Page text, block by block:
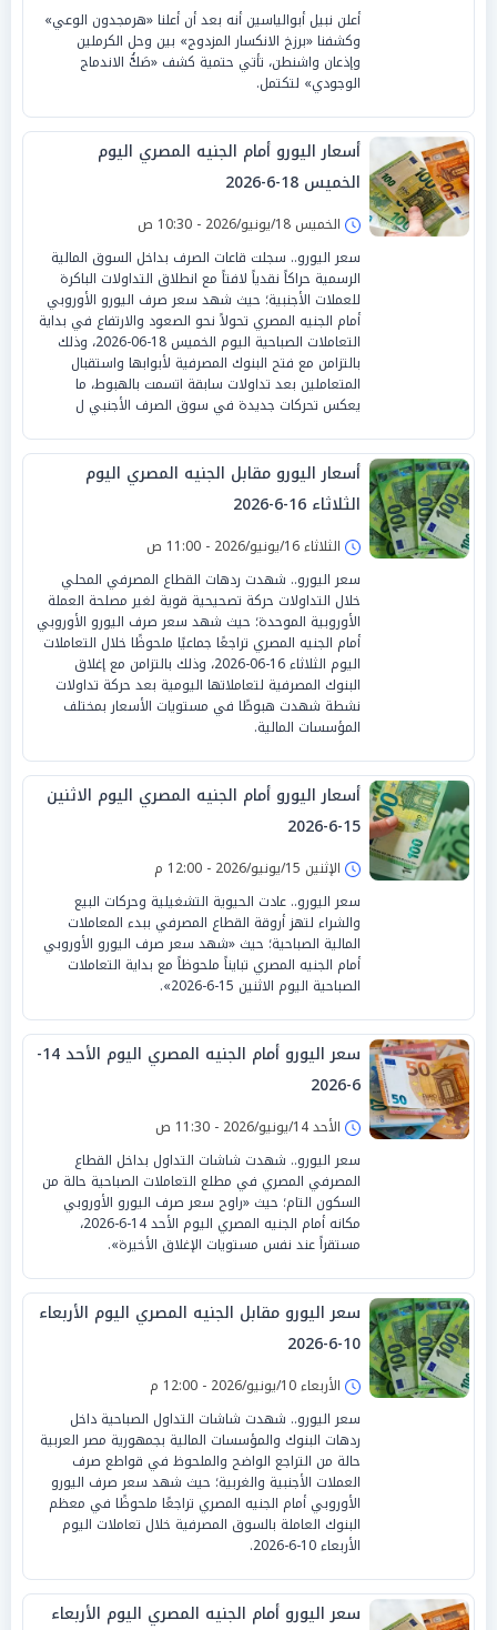
أعلن نبيل أبوالياسين أنه بعد أن أعلنا «هرمجدون الوعي»
وكشفنا «برزخ الانكسار المزدوج» بين وحل الكرملين
وإذعان واشنطن، تأتي حتمية كشف «صَكُّ الاندماج
الوجودي» لتكتمل.
أسعار اليورو أمام الجنيه المصري اليوم
الخميس 18-6-2026
الخميس 18/يونيو/2026 - 10:30 ص
سعر اليورو.. سجلت قاعات الصرف بداخل السوق المالية
الرسمية حراكاً نقدياً لافتاً مع انطلاق التداولات الباكرة
للعملات الأجنبية؛ حيث شهد سعر صرف اليورو الأوروبي
أمام الجنيه المصري تحولاً نحو الصعود والارتفاع في بداية
التعاملات الصباحية اليوم الخميس 18-06-2026، وذلك
بالتزامن مع فتح البنوك المصرفية لأبوابها واستقبال
المتعاملين بعد تداولات سابقة اتسمت بالهبوط، ما
يعكس تحركات جديدة في سوق الصرف الأجنبي ل
أسعار اليورو مقابل الجنيه المصري اليوم
الثلاثاء 16-6-2026
الثلاثاء 16/يونيو/2026 - 11:00 ص
سعر اليورو.. شهدت ردهات القطاع المصرفي المحلي
خلال التداولات حركة تصحيحية قوية لغير مصلحة العملة
الأوروبية الموحدة؛ حيث شهد سعر صرف اليورو الأوروبي
أمام الجنيه المصري تراجعًا جماعيًا ملحوظًا خلال التعاملات
اليوم الثلاثاء 16-06-2026، وذلك بالتزامن مع إغلاق
البنوك المصرفية لتعاملاتها اليومية بعد حركة تداولات
نشطة شهدت هبوطًا في مستويات الأسعار بمختلف
المؤسسات المالية.
أسعار اليورو أمام الجنيه المصري اليوم الاثنين
15-6-2026
الإثنين 15/يونيو/2026 - 12:00 م
سعر اليورو.. عادت الحيوية التشغيلية وحركات البيع
والشراء لتهز أروقة القطاع المصرفي ببدء المعاملات
المالية الصباحية؛ حيث «شهد سعر صرف اليورو الأوروبي
أمام الجنيه المصري تبايناً ملحوظاً مع بداية التعاملات
الصباحية اليوم الاثنين 15-6-2026».
سعر اليورو أمام الجنيه المصري اليوم الأحد 14-
6-2026
الأحد 14/يونيو/2026 - 11:30 ص
سعر اليورو.. شهدت شاشات التداول بداخل القطاع
المصرفي المصري في مطلع التعاملات الصباحية حالة من
السكون التام؛ حيث «راوح سعر صرف اليورو الأوروبي
مكانه أمام الجنيه المصري اليوم الأحد 14-6-2026،
مستقراً عند نفس مستويات الإغلاق الأخيرة».
سعر اليورو مقابل الجنيه المصري اليوم الأربعاء
10-6-2026
الأربعاء 10/يونيو/2026 - 12:00 م
سعر اليورو.. شهدت شاشات التداول الصباحية داخل
ردهات البنوك والمؤسسات المالية بجمهورية مصر العربية
حالة من التراجع الواضح والملحوظ في قواطع صرف
العملات الأجنبية والغربية؛ حيث شهد سعر صرف اليورو
الأوروبي أمام الجنيه المصري تراجعًا ملحوظًا في معظم
البنوك العاملة بالسوق المصرفية خلال تعاملات اليوم
الأربعاء 10-6-2026.
سعر اليورو أمام الجنيه المصري اليوم الأربعاء